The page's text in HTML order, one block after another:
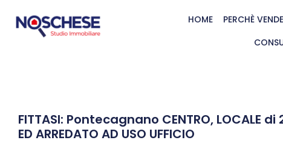
HOME PERCHÈ
FITTASI: Pontecagnano CENTRO, LOCALE di
ED ARREDATO AD USO UFFICIO